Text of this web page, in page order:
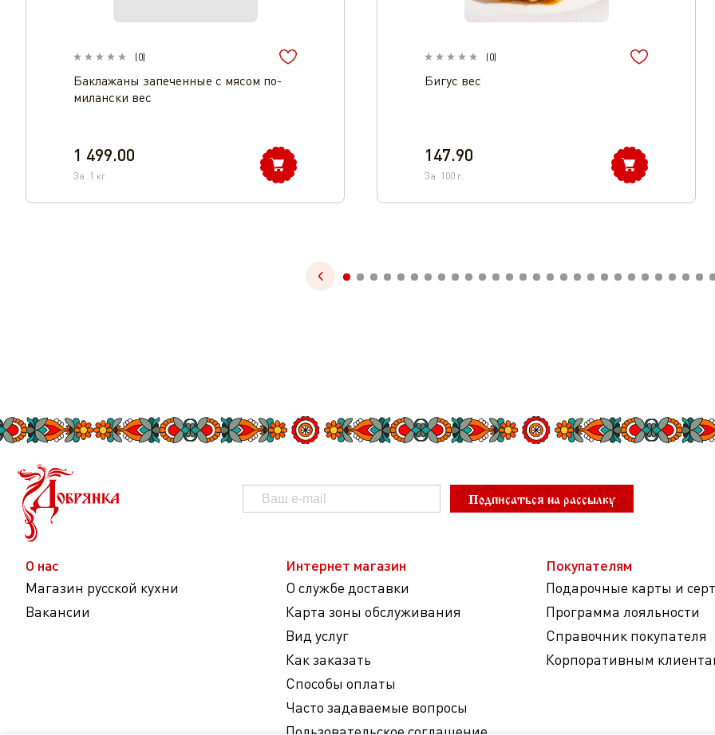
(0)
Баклажаны запеченные с мясом по-
милански вес
1 499.00
За 1 кг.
(0)
Бигус вес
147.90
За 100 г.
Подписаться на рассылку
О нас
Магазин русской кухни
Вакансии
Интернет магазин
О службе доставки
Карта зоны обслуживания
Вид услуг
Как заказать
Способы оплаты
Часто задаваемые вопросы
Пользовательское соглашение
Покупателям
Подарочные карты и
Программа лояльности
Справочник покупателя
Корпоративным